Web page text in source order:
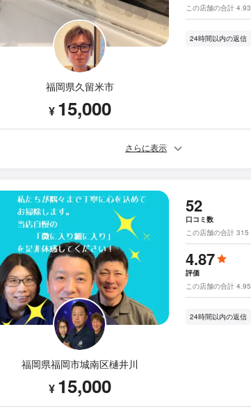
福岡県久留米市
¥ 15,000
この店舗の合計 4.93
24時間以内の返信
さらに表示
福岡県福岡市城南区樋井川
¥ 15,000
52
口コミ数
この店舗の合計 315
4.87
評価
この店舗の合計 4.95
24時間以内の返信